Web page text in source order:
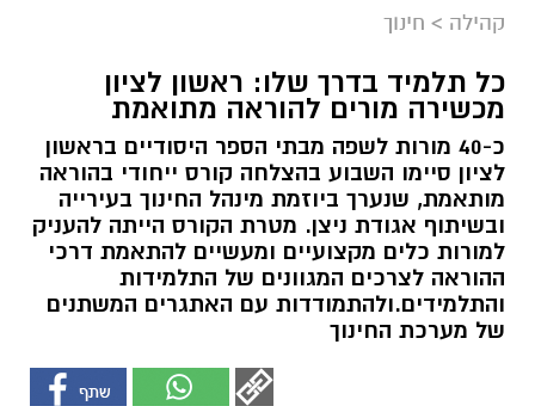
קהילה > חינוך
כל תלמיד בדרך שלו: ראשון לציון
מכשירה מורים להוראה מתואמת
כ-40 מורות לשפה מבתי הספר היסודיים בראשון
לציון סיימו השבוע בהצלחה קורס ייחודי בהוראה
מותאמת, שנערך ביוזמת מינהל החינוך בעירייה
ובשיתוף אגודת ניצן. מטרת הקורס הייתה להעניק
למורות כלים מקצועיים ומעשיים להתאמת דרכי
ההוראה לצרכים המגוונים של התלמידות
והתלמידים.ולהתמודדות עם האתגרים המשתנים
של מערכת החינוך